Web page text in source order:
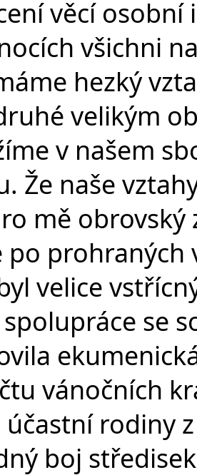
věcí osobní
všichni
hezký
velikým
v našem
Že naše
mě
po
velice
se
vánočních
rodiny
boj